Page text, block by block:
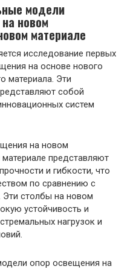
модели
новом
материале
исследование первых
на основе нового
материала. Эти
собой
систем
на новом
представляют
и гибкости, что
по сравнению с
столбы на новом
устойчивость и
нагрузок и
опор освещения на